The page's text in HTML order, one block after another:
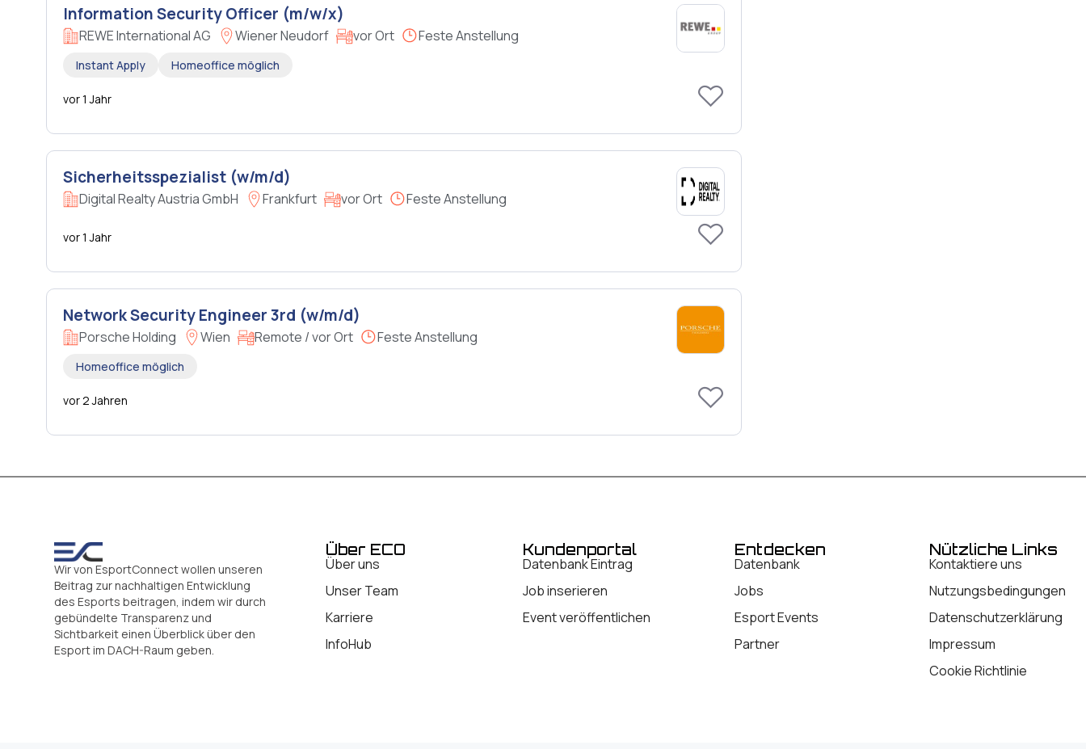
Information Security Officer (m/w/x)
REWE International AG Wiener Neudorf vor Ort Feste Anstellung
Instant Apply Homeoffice möglich
vor 1 Jahr
Sicherheitsspezialist (w/m/d)
Digital Realty Austria GmbH Frankfurt vor Ort Feste Anstellung
vor 1 Jahr
Network Security Engineer 3rd (w/m/d)
Porsche Holding Wien Remote / vor Ort Feste Anstellung
Homeoffice möglich
vor 2 Jahren
Wir von EsportConnect wollen unseren
Beitrag zur nachhaltigen Entwicklung
des Esports beitragen, indem wir durch
gebündelte Transparenz und
Sichtbarkeit einen Überblick über den
Esport im DACH-Raum geben.
Über ECO
Über uns
Unser Team
Karriere
InfoHub
Kundenportal
Datenbank Eintrag
Job inserieren
Event veröffentlichen
Entdecken
Datenbank
Jobs
Esport Events
Partner
Nützliche Links
Kontaktiere uns
Nutzungsbedingungen
Datenschutzerklärung
Impressum
Cookie Richtlinie